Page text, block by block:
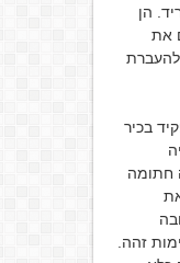
הן
את
להעברת
בכיר
חתומה
את
זהה.